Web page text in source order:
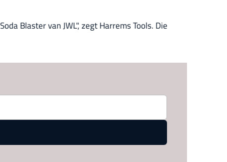
Blaster van JWL", zegt Harrems Tools. Die